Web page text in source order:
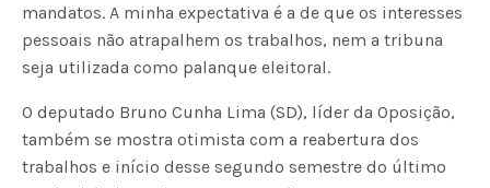
mandatos. A minha expectativa é a de que os interesses
pessoais não atrapalhem os trabalhos, nem a tribuna
seja utilizada como palanque eleitoral.
O deputado Bruno Cunha Lima (SD), líder da Oposição,
também se mostra otimista com a reabertura dos
trabalhos e início desse segundo semestre do último